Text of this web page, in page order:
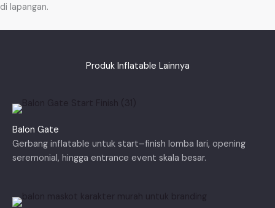
di lapangan.
Produk Inflatable Lainnya
Balon Gate
Gerbang inflatable untuk start–finish lomba lari, opening
seremonial, hingga entrance event skala besar.